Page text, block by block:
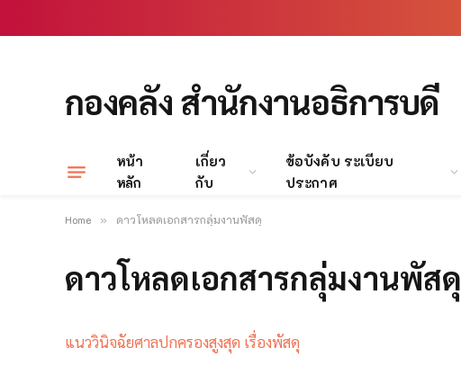
กองคลัง สำนักงานอธิการบดี
หน้า
หลัก
เกี่ยว
กับ
ข้อบังคับ ระเบียบ
ประกาศ
Home » ดาวโหลดเอกสารกลุ่มงานพัสดุ
ดาวโหลดเอกสารกลุ่มงานพัสดุ
แนววินิจฉัยศาลปกครองสูงสุด เรื่องพัสดุ